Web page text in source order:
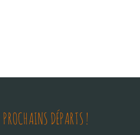
PROCHAINS DÉPARTS !